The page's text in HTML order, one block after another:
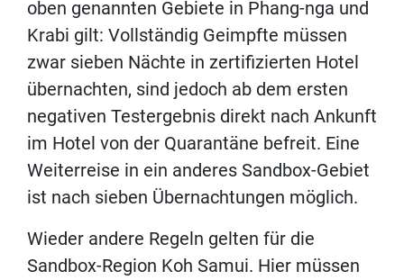
oben genannten Gebiete in Phang-nga und
Krabi gilt: Vollständig Geimpfte müssen
zwar sieben Nächte in zertifizierten Hotel
übernachten, sind jedoch ab dem ersten
negativen Testergebnis direkt nach Ankunft
im Hotel von der Quarantäne befreit. Eine
Weiterreise in ein anderes Sandbox-Gebiet
ist nach sieben Übernachtungen möglich.
Wieder andere Regeln gelten für die
Sandbox-Region Koh Samui. Hier müssen